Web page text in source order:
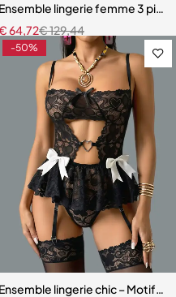
Satin bleu ardoise et dentelle à
Ensemble lingerie femme 3
€129,44
64,72
gorge à armatures et
-50%
Ensemble lingerie chic – Motifs